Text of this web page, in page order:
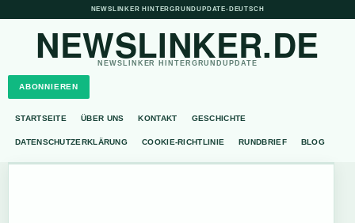
NEWSLINKER HINTERGRUNDUPDATE• DEUTSCH
NEWSLINKER.DE
NEWSLINKER HINTERGRUNDUPDATE
ABONNIEREN
STARTSEITE ÜBER UNS KONTAKT GESCHICHTE
DATENSCHUTZERKLÄRUNG COOKIE-RICHTLINIE RUNDBRIEF BLOG